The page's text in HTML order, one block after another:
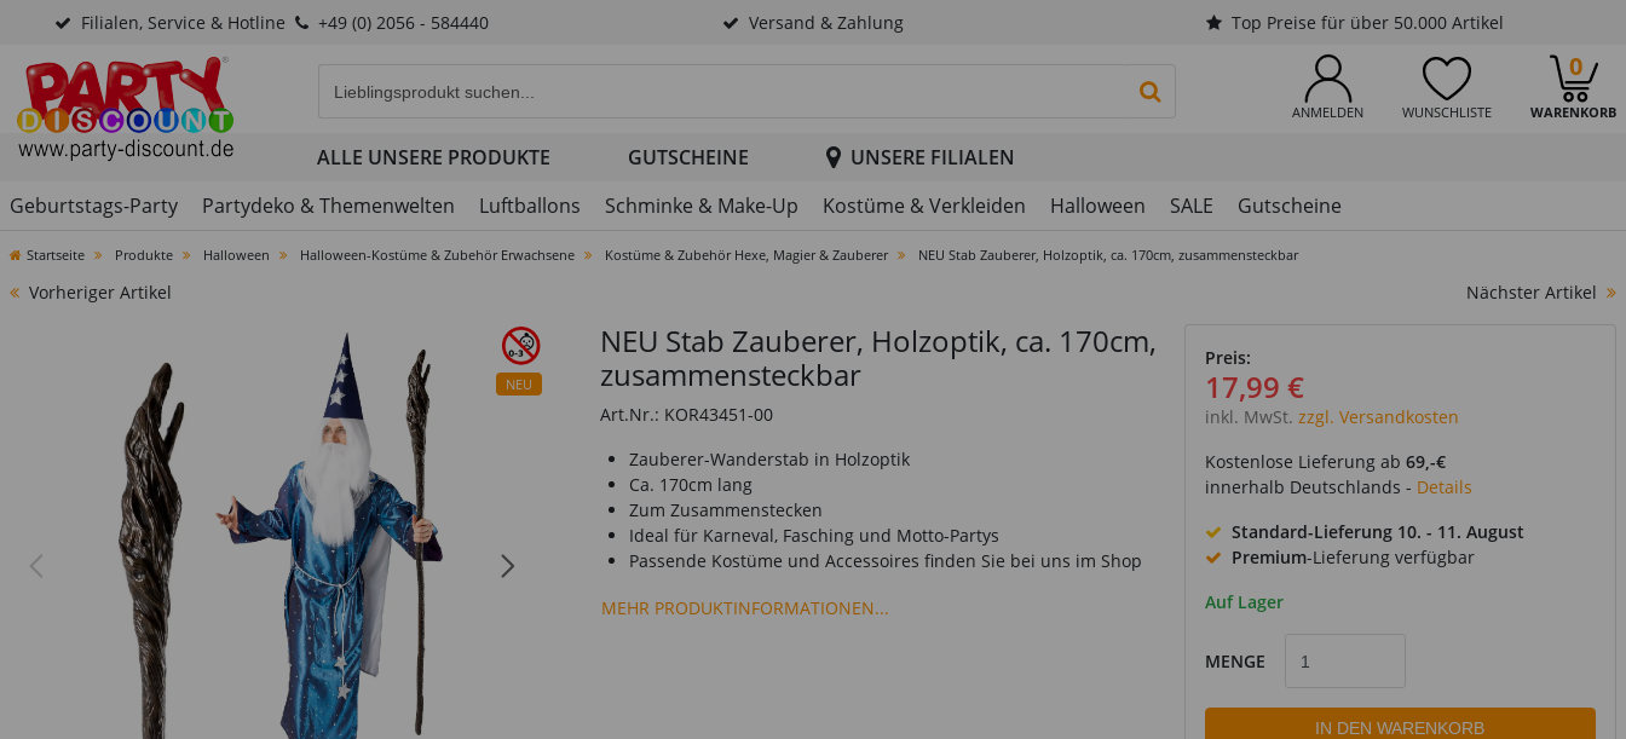
Filialen, Service & Hotline +49 (0) 2056 - 584440 Versand & Zahlung Top Preise für über 50.000 Artikel
ANMELDEN WUNSCHLISTE WARENKORB
0
PRODUKTSUCHE STARTEN
ALLE UNSERE PRODUKTE GUTSCHEINE
UNSERE FILIALEN
Geburtstags-Party
Partydeko & Themenwelten Luftballons Schminke & Make-Up Kostüme & Verkleiden Halloween SALE Gutscheine
Startseite Produkte Halloween Halloween-Kostüme & Zubehör Erwachsene Kostüme & Zubehör Hexe, Magier & Zauberer NEU Stab Zauberer, Holzoptik, ca. 170cm, zusammensteckbar
Vorheriger Artikel Nächster Artikel
NEU
NEU Stab Zauberer, Holzoptik, ca. 170cm,
zusammensteckbar
Art.Nr.: KOR43451-00
Zauberer-Wanderstab in Holzoptik
Ca. 170cm lang
Zum Zusammenstecken
Ideal für Karneval, Fasching und Motto-Partys
Passende Kostüme und Accessoires finden Sie bei uns im Shop
MEHR PRODUKTINFORMATIONEN...
Preis:
17,99 €
inkl. MwSt. zzgl. Versandkosten
Kostenlose Lieferung ab 69,-€
innerhalb Deutschlands - Details
Standard-Lieferung 10. - 11. August
Premium-Lieferung verfügbar
Auf Lager
MENGE
IN DEN WARENKORB